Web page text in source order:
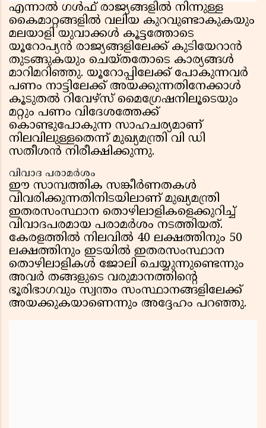
എന്നാൽ ഗൾഫ് രാജ്യങ്ങളിൽ നിന്നുള്ള
കൈമാറ്റങ്ങളിൽ വലിയ കുറവുണ്ടാകുകയും
മലയാളി യുവാക്കൾ കൂട്ടത്തോടെ
യൂറോപ്യൻ രാജ്യങ്ങളിലേക്ക് കുടിയേറാൻ
തുടങ്ങുകയും ചെയ്തതോടെ കാര്യങ്ങൾ
മാറിമറിഞ്ഞു. യൂറോപ്പിലേക്ക് പോകുന്നവർ
പണം നാട്ടിലേക്ക് അയക്കുന്നതിനേക്കാൾ
കൂടുതൽ റിവേഴ്‌സ് മൈഗ്രേഷനിലൂടെയും
മറ്റും പണം വിദേശത്തേക്ക്
കൊണ്ടുപോകുന്ന സാഹചര്യമാണ്
നിലവിലുള്ളതെന്ന് മുഖ്യമന്ത്രി വി ഡി
സതീശൻ നിരീക്ഷിക്കുന്നു.
വിവാദ പരാമർശം
ഈ സാമ്പത്തിക സങ്കീർണതകൾ
വിവരിക്കുന്നതിനിടയിലാണ് മുഖ്യമന്ത്രി
ഇതരസംസ്ഥാന തൊഴിലാളികളെക്കുറിച്ച്
വിവാദപരമായ പരാമർശം നടത്തിയത്.
കേരളത്തിൽ നിലവിൽ 40 ലക്ഷത്തിനും 50
ലക്ഷത്തിനും ഇടയിൽ ഇതരസംസ്ഥാന
തൊഴിലാളികൾ ജോലി ചെയ്യുന്നുണ്ടെന്നും
അവർ തങ്ങളുടെ വരുമാനത്തിൻ്റെ
ഭൂരിഭാഗവും സ്വന്തം സംസ്ഥാനങ്ങളിലേക്ക്
അയക്കുകയാണെന്നും അദ്ദേഹം പറഞ്ഞു.